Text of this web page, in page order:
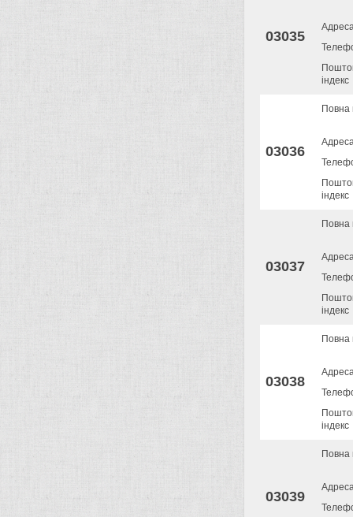
03035
індекс
03036
Повна
індекс
03037
Повна
індекс
03038
Повна
індекс
03039
Повна